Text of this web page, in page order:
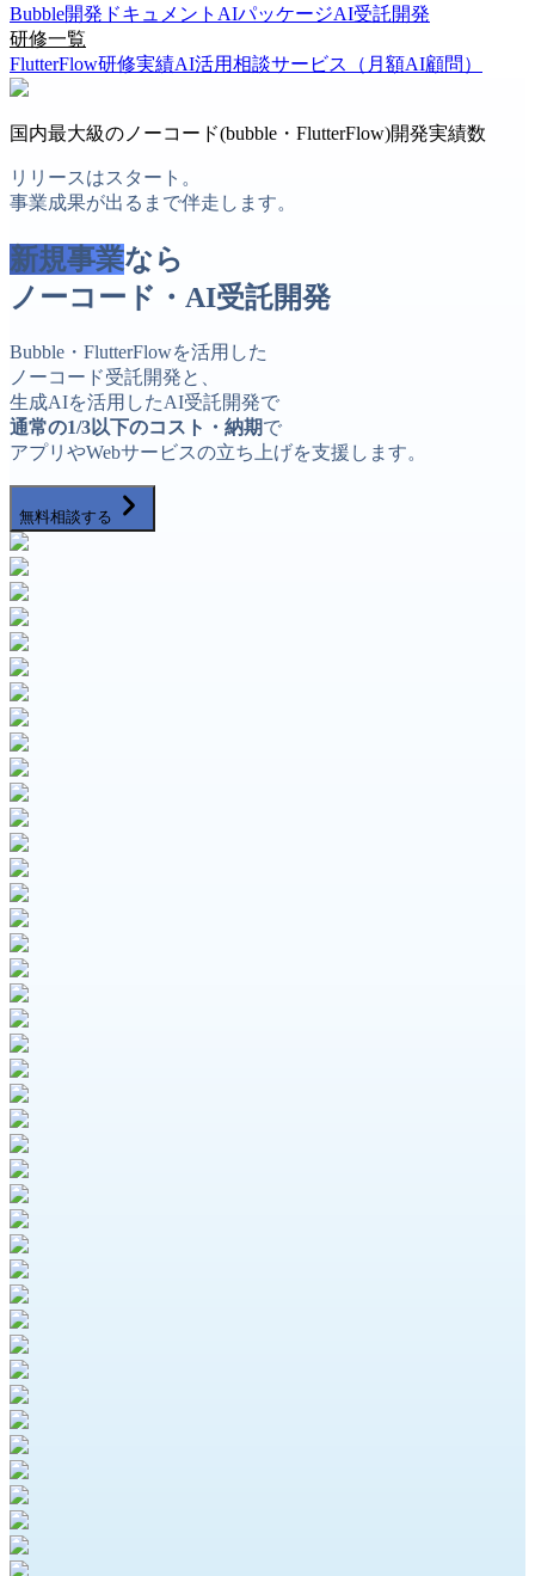
Bubble開発ドキュメント AIパッケージAI受託開発
研修一覧
FlutterFlow研修実績AI活用相談サービス（月額AI顧問）
国内最大級のノーコード(bubble・FlutterFlow)開発実績数
リリースはスタート。
事業成果が出るまで伴走します。
新規事業なら
ノーコード・AI受託開発
Bubble・FlutterFlowを活用した
ノーコード受託開発と、
生成AIを活用したAI受託開発で
通常の1/3以下のコスト・納期で
アプリやWebサービスの立ち上げを支援します。
無料相談する